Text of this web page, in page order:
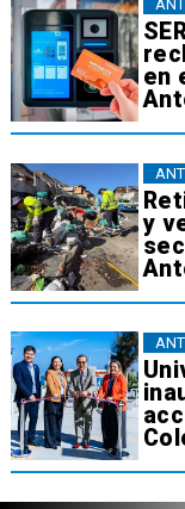
en
y